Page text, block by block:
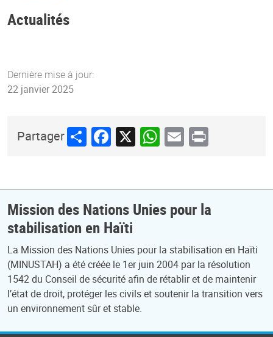
Actualités
Dernière mise à jour:
22 janvier 2025
PartagerShareFacebook
X WhatsApp
Email
Print
Mission des Nations Unies pour la
stabilisation en Haïti
La Mission des Nations Unies pour la stabilisation en Haïti
(MINUSTAH) a été créée le 1er juin 2004 par la résolution
1542 du Conseil de sécurité afin de rétablir et de maintenir
l’état de droit, protéger les civils et soutenir la transition vers
un environnement sûr et stable.